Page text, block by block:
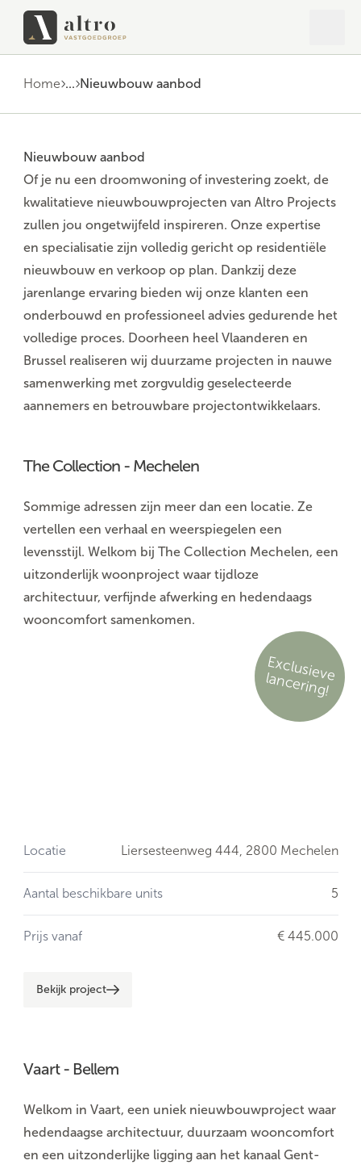
Home ... Nieuwbouw aanbod
Nieuwbouw aanbod
Of je nu een droomwoning of investering zoekt, de
kwalitatieve nieuwbouwprojecten van Altro Projects
zullen jou ongetwijfeld inspireren. Onze expertise
en specialisatie zijn volledig gericht op residentiële
nieuwbouw en verkoop op plan. Dankzij deze
jarenlange ervaring bieden wij onze klanten een
onderbouwd en professioneel advies gedurende het
volledige proces. Doorheen heel Vlaanderen en
Brussel realiseren wij duurzame projecten in nauwe
samenwerking met zorgvuldig geselecteerde
aannemers en betrouwbare projectontwikkelaars.
The Collection - Mechelen
Sommige adressen zijn meer dan een locatie. Ze
vertellen een verhaal en weerspiegelen een
levensstijl. Welkom bij The Collection Mechelen, een
uitzonderlijk woonproject waar tijdloze
architectuur, verfijnde afwerking en hedendaags
wooncomfort samenkomen.
E
xc
lu
sie
ve
lan
c
e
rin
g
!
Locatie Liersesteenweg 444, 2800 Mechelen
Aantal beschikbare units 5
Prijs vanaf € 445.000
Bekijk project
Vaart - Bellem
Welkom in Vaart, een uniek nieuwbouwproject waar
hedendaagse architectuur, duurzaam wooncomfort
en een uitzonderlijke ligging aan het kanaal Gent-